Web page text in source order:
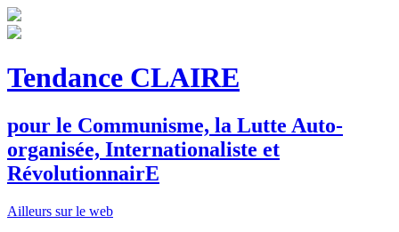
Tendance CLAIRE
pour le Communisme, la Lutte Auto-
organisée, Internationaliste et
RévolutionnairE
Ailleurs sur le web